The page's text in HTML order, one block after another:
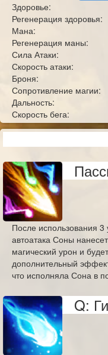
Здоровье:
Регенерация здоровья:
Мана:
Регенерация маны:
Сила Атаки:
Скорость атаки:
Броня:
Сопротивление магии:
Дальность:
Скорость бега:
После использования
автоатака Соны
магический урон и
дополнительный
что исполняла Сона в
Q: